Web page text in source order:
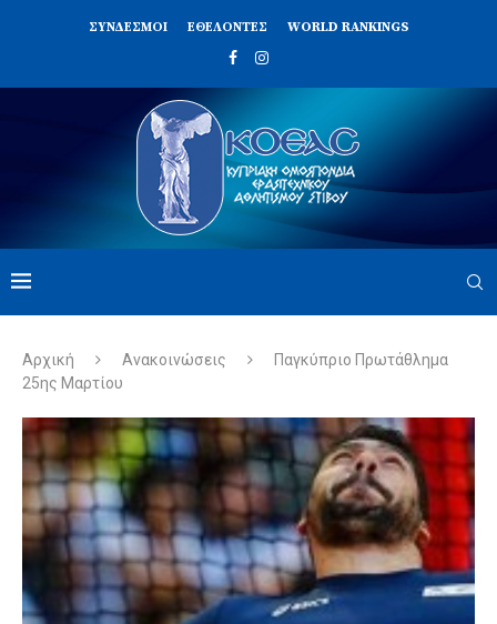
ΣΥΝΔΈΣΜΟΙ ΕΘΕΛΟΝΤΈΣ WORLD RANKINGS
Αρχική Ανακοινώσεις
Παγκύπριο Πρωτάθλημα
25ης Μαρτίου